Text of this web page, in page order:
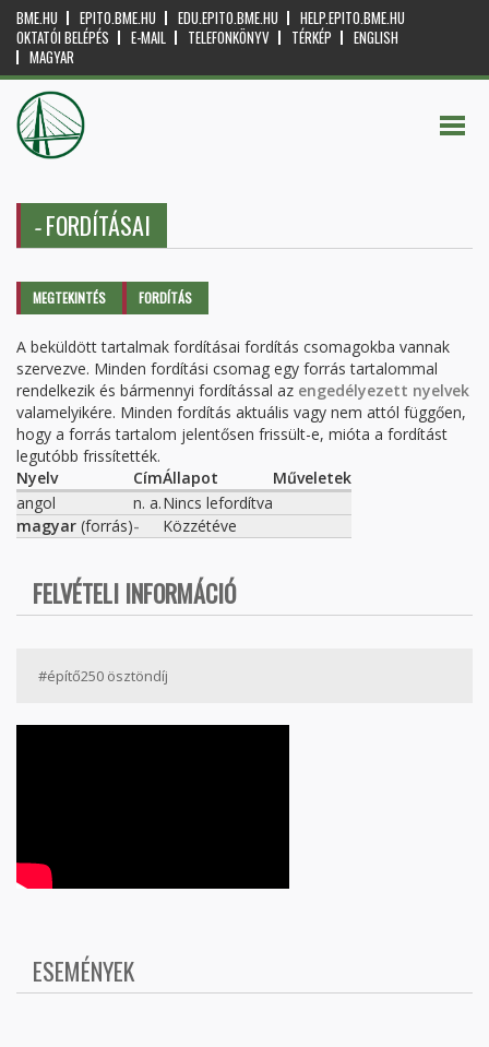
BME.HU EPITO.BME.HU EDU.EPITO.BME.HU
HELP.EPITO.BME.HU
OKTATÓI BELÉPÉS
E-MAIL TELEFONKÖNYV TÉRKÉP
ENGLISH
MAGYAR
-FORDÍTÁSAI
Elsődleges fülek
MEGTEKINTÉS FORDÍTÁS
A beküldött tartalmak fordításai fordítás csomagokba vannak
szervezve. Minden fordítási csomag egy forrás tartalommal
rendelkezik és bármennyi fordítással az engedélyezett nyelvek
valamelyikére. Minden fordítás aktuális vagy nem attól függően,
hogy a forrás tartalom jelentősen frissült-e, mióta a fordítást
legutóbb frissítették.
Nyelv
CímÁllapot
Műveletek
angol
n. a.Nincs lefordítva
magyar (forrás)- Közzétéve
FELVÉTELI INFORMÁCIÓ
#építő250 ösztöndíj
ESEMÉNYEK